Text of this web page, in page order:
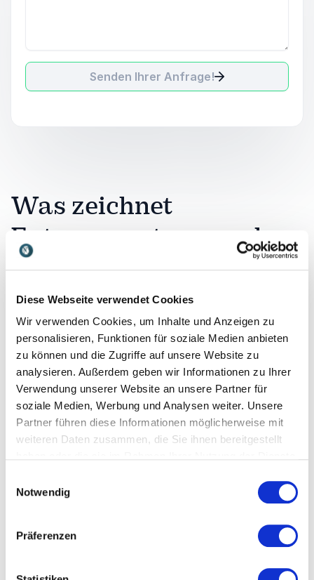
Diese Webseite verwendet Cookies
Wir verwenden Cookies, um Inhalte und Anzeigen zu
personalisieren, Funktionen für soziale Medien anbieten
zu können und die Zugriffe auf unsere Website zu
analysieren. Außerdem geben wir Informationen zu Ihrer
Verwendung unserer Website an unsere Partner für
soziale Medien, Werbung und Analysen weiter. Unsere
Partner führen diese Informationen möglicherweise mit
weiteren Daten zusammen, die Sie ihnen bereitgestellt
Notwendig
Präferenzen
Senden Ihrer Anfrage!
Was zeichnet
Extremsport aus und
warum ist es für Ihr
Unternehmen relevant?
Extremsport bedeutet weit mehr als spektakuläre
Abenteuer. Wer sich extremen Herausforderungen
stellt, entwickelt Fähigkeiten wie mentale
Widerstandskraft, Disziplin, Entscheidungsstärke und
den souveränen Umgang mit Risiken. Genau diese
Kompetenzen gewinnen auch in der modernen
Arbeitswelt zunehmend an Bedeutung. Unternehmen
Entscheidungen treffen. Die Erfahrungen
erfolgreicher Extremsportler liefern inspirierende
Unsicherheit zu meistern, Vertrauen aufzubauen und